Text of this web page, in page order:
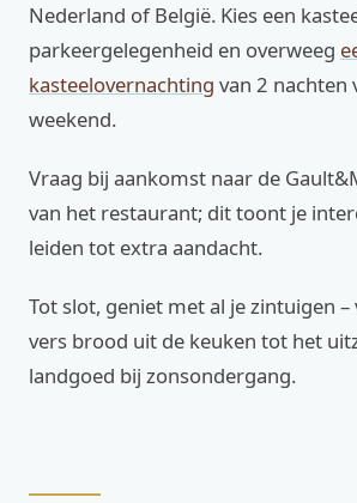
Nederland of België. Kies een
parkeergelegenheid en overweeg
kasteelovernachting van 2 nachten
weekend.
Vraag bij aankomst naar de
van het restaurant; dit toont je
leiden tot extra aandacht.
Tot slot, geniet met al je zintuigen –
vers brood uit de keuken tot het
landgoed bij zonsondergang.